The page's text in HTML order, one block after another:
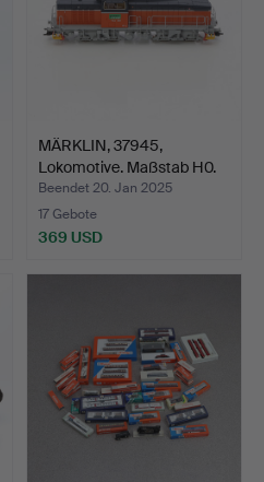
MÄRKLIN, 37945,
Lokomotive. Maßstab H0.
In…
Beendet 20. Jan 2025
17 Gebote
369 USD